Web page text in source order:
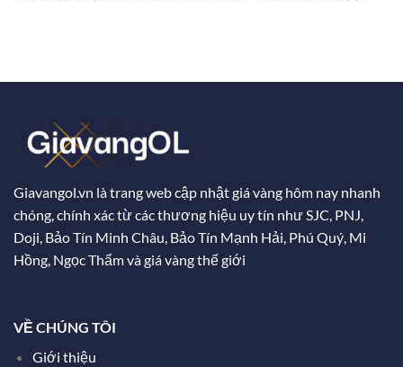
Giavangol.vn là trang web cập nhật giá vàng hôm nay nhanh
chóng, chính xác từ các thương hiệu uy tín như SJC, PNJ,
Doji, Bảo Tín Minh Châu, Bảo Tín Mạnh Hải, Phú Quý, Mi
Hồng, Ngọc Thẩm và giá vàng thế giới
VỀ CHÚNG TÔI
Giới thiệu